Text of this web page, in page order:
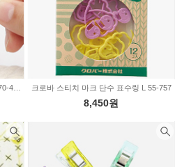
크로바 스티치 마크 단수 표수링 L 55-757
8,450원